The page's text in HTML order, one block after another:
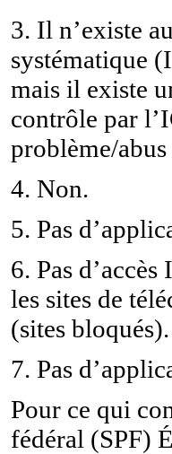
3. Il n’existe
systématique
mais il existe
contrôle par
problème/abus
4. Non.
5. Pas
6. Pas
les sites de
(sites bloqués).
7. Pas
Pour ce qui
fédéral (SPF)